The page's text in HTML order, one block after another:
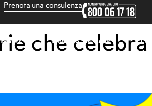
Prenota una consulenza
News Diventa Advisor I
che